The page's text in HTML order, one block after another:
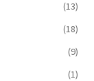
(13)
(18)
(9)
(1)